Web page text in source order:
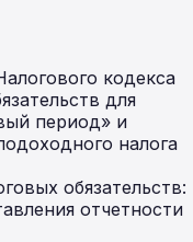
кодекса
для
период» и
налога
обязательств:
отчетности